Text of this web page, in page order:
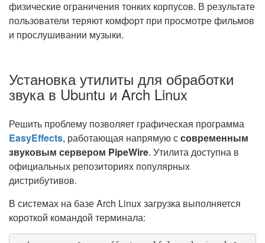
физические ограничения тонких корпусов. В результате
пользователи теряют комфорт при просмотре фильмов
и прослушивании музыки.
Установка утилиты для обработки
звука в Ubuntu и Arch Linux
Решить проблему позволяет графическая программа
EasyEffects, работающая напрямую ссовременным
звуковым сервером PipeWire. Утилита доступна в
официальных репозиториях популярных
дистрибутивов.
В системах на базе Arch Linux загрузка выполняется
короткой командой терминала: